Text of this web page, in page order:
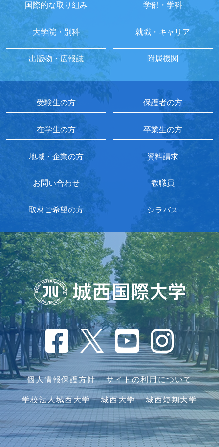
国際的な取り組み 学部・学科
大学院・別科 就職・キャリア
出版物・広報誌 附属機関
受験生の方 保護者の方
在学生の方 卒業生の方
地域・企業の方 資料請求
お問い合わせ 教職員
取材ご希望の方 シラバス
個人情報保護方針 サイトの利用について
学校法人城西大学 城西大学 城西短期大学